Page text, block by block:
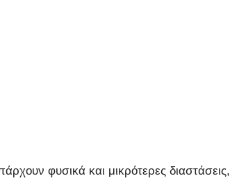
φυσικά και μικρότερες διαστάσεις,